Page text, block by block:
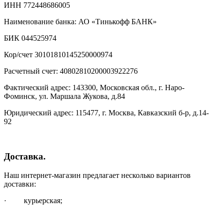
ИНН 772448686005
Наименование банка: АО «Тинькофф БАНК»
БИК 044525974
Кор/счет 30101810145250000974
Расчетный счет: 40802810200003922276
Фактический адрес: 143300, Московская обл., г. Наро-
Фоминск, ул. Маршала Жукова, д.84
Юридический адрес: 115477, г. Москва, Кавказский б-р, д.14-
92
Доставка.
Наш интернет-магазин предлагает несколько вариантов
доставки:
· курьерская;